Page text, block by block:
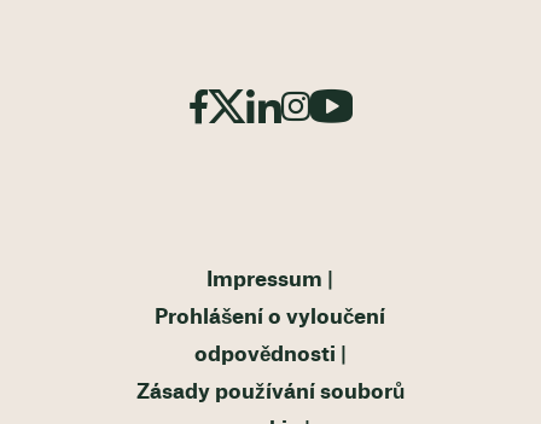
Impressum
Prohlášení o vyloučení
odpovědnosti
Zásady používání souborů